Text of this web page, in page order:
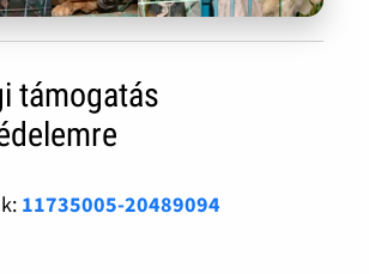
támogatás
11735005-20489094